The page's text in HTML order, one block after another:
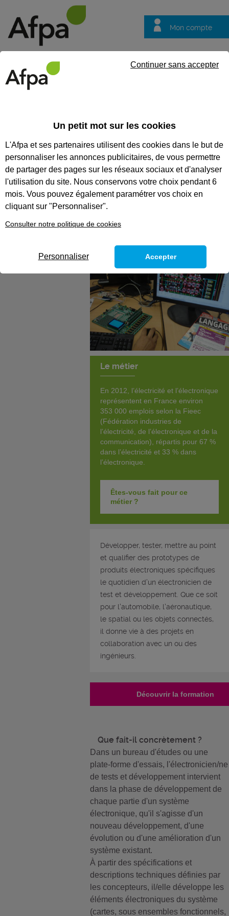
Mon compte
questions
Electronicien,
électronicienne de
tests et
développement
Le métier
En 2012, l’électricité et l’électronique
représentent en France environ
353 000 emplois selon la Fieec
(Fédération industries de
l’électricité, de l’électronique et de la
communication), répartis pour 67 %
dans l’électricité et 33 % dans
l’électronique.
Êtes-vous fait pour ce
métier ?
Développer, tester, mettre au point
et qualifier des prototypes de
produits électroniques spécifiques
le quotidien d’un électronicien de
test et développement. Que ce soit
pour l'automobile, l'aéronautique,
le spatial ou les objets connectés,
il donne vie à des projets en
collaboration avec un ou des
ingénieurs.
Découvrir la formation
Que fait-il concrètement ?
Dans un bureau d'études ou une
plate-forme d'essais, l'électronicien/ne
de tests et développement intervient
dans la phase de développement de
chaque partie d'un système
électronique, qu'il s'agisse d'un
nouveau développement, d'une
évolution ou d'une amélioration d'un
système existant.
À partir des spécifications et
descriptions techniques définies par
les concepteurs, il/elle développe les
éléments électroniques du système
(cartes, sous ensembles fonctionnels,
Un petit mot sur les cookies
L'Afpa et ses partenaires utilisent des cookies dans le but de
personnaliser les annonces publicitaires, de vous permettre
de partager des pages sur les réseaux sociaux et d'analyser
l'utilisation du site. Nous conservons votre choix pendant 6
mois. Vous pouvez également paramétrer vos choix en
cliquant sur "Personnaliser".
Consulter notre politique de cookies
Continuer sans accepter
Personnaliser Accepter